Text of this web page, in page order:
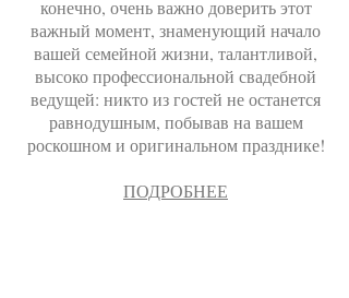
конечно, очень важно доверить этот
важный момент, знаменующий начало
вашей семейной жизни, талантливой,
высоко профессиональной свадебной
ведущей: никто из гостей не останется
равнодушным, побывав на вашем
роскошном и оригинальном празднике!
ПОДРОБНЕЕ